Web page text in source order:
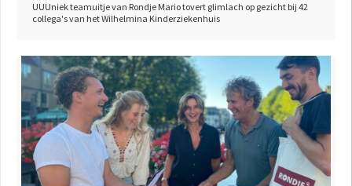
UUUniek teamuitje van Rondje Mario tovert glimlach op gezicht bij 42
collega's van het Wilhelmina Kinderziekenhuis